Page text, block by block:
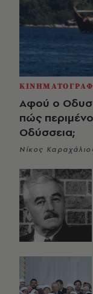
Αφού ο
πώς
Οδύσσεια;
Νίκος